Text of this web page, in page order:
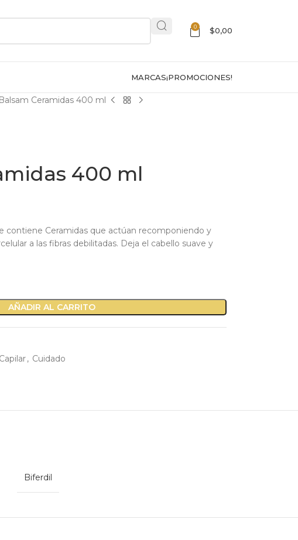
0 $0,00
MARCAS¡PROMOCIONES!
Ceramidas 400 ml
400 ml
contiene Ceramidas que actúan recomponiendo y
a las fibras debilitadas. Deja el cabello suave y
AÑADIR AL CARRITO
Capilar, Cuidado
Biferdil